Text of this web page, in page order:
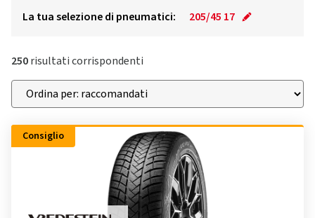
La tua selezione di pneumatici: 205/45 17
250risultati corrispondenti
Consiglio